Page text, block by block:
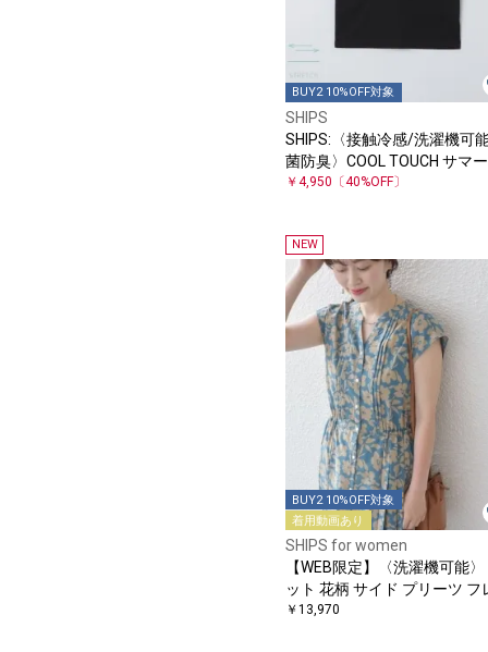
BUY2 10%OFF対象
SHIPS
SHIPS:〈接触冷感/洗濯機可
菌防臭〉COOL TOUCH サマ
シャツ
￥4,950 〔40%OFF〕
NEW
BUY2 10%OFF対象
着用動画あり
SHIPS for women
【WEB限定】〈洗濯機可能
ット 花柄 サイド プリーツ フ
チスリーブ ワンピース
￥13,970